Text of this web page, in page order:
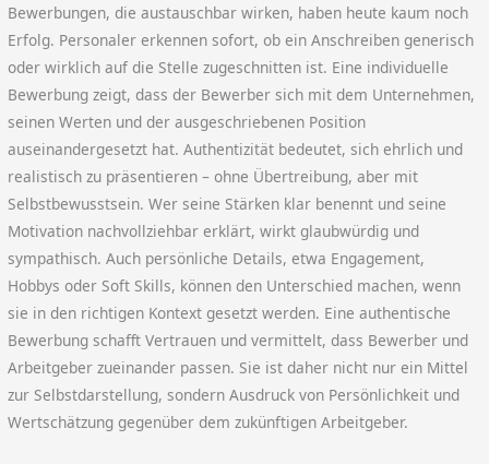
Bewerbungen, die austauschbar wirken, haben heute kaum noch
Erfolg. Personaler erkennen sofort, ob ein Anschreiben generisch
oder wirklich auf die Stelle zugeschnitten ist. Eine individuelle
Bewerbung zeigt, dass der Bewerber sich mit dem Unternehmen,
seinen Werten und der ausgeschriebenen Position
auseinandergesetzt hat. Authentizität bedeutet, sich ehrlich und
realistisch zu präsentieren – ohne Übertreibung, aber mit
Selbstbewusstsein. Wer seine Stärken klar benennt und seine
Motivation nachvollziehbar erklärt, wirkt glaubwürdig und
sympathisch. Auch persönliche Details, etwa Engagement,
Hobbys oder Soft Skills, können den Unterschied machen, wenn
sie in den richtigen Kontext gesetzt werden. Eine authentische
Bewerbung schafft Vertrauen und vermittelt, dass Bewerber und
Arbeitgeber zueinander passen. Sie ist daher nicht nur ein Mittel
zur Selbstdarstellung, sondern Ausdruck von Persönlichkeit und
Wertschätzung gegenüber dem zukünftigen Arbeitgeber.